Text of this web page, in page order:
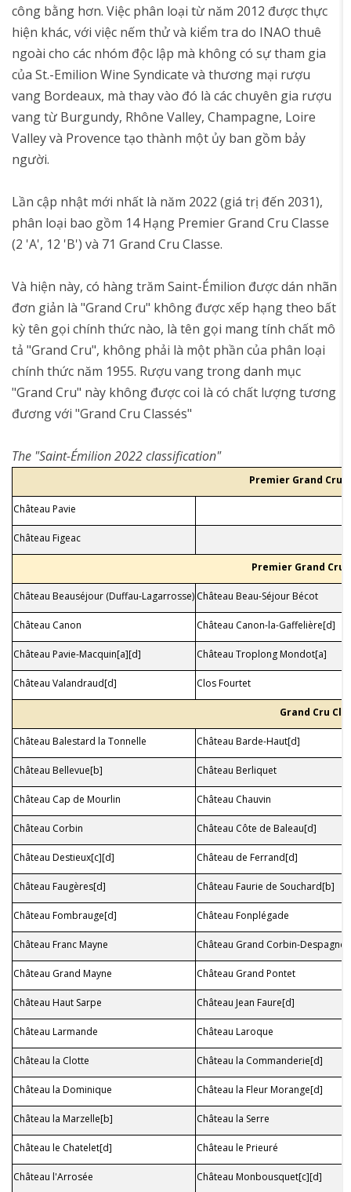
công bằng hơn. Việc phân loại từ năm 2012 được thực
hiện khác, với việc nếm thử và kiểm tra do INAO thuê
ngoài cho các nhóm độc lập mà không có sự tham gia
của St.-Emilion Wine Syndicate và thương mại rượu
vang Bordeaux, mà thay vào đó là các chuyên gia rượu
vang từ Burgundy, Rhône Valley, Champagne, Loire
Valley và Provence tạo thành một ủy ban gồm bảy
người.
Lần cập nhật mới nhất là năm 2022 (giá trị đến 2031),
phân loại bao gồm 14 Hạng Premier Grand Cru Classe
(2 'A', 12 'B') và 71 Grand Cru Classe.
Và hiện này, có hàng trăm Saint-Émilion được dán nhãn
đơn giản là "Grand Cru" không được xếp hạng theo bất
kỳ tên gọi chính thức nào, là tên gọi mang tính chất mô
tả "Grand Cru", không phải là một phần của phân loại
chính thức năm 1955. Rượu vang trong danh mục
"Grand Cru" này không được coi là có chất lượng tương
đương với "Grand Cru Classés"
The "Saint-Émilion 2022 classification"
Premier Grand Cru
Château Pavie
Château Figeac
Premier Grand Cru
Château Beauséjour (Duffau-Lagarrosse) Château Beau-Séjour Bécot
Château Canon Château Canon-la-Gaffelière[d]
Château Pavie-Macquin[a][d] Château Troplong Mondot[a]
Château Valandraud[d] Clos Fourtet
Grand Cru
Château Balestard la Tonnelle Château Barde-Haut[d]
Château Bellevue[b] Château Berliquet
Château Cap de Mourlin Château Chauvin
Château Corbin Château Côte de Baleau[d]
Château Destieux[c][d] Château de Ferrand[d]
Château Faugères[d] Château Faurie de Souchard[b]
Château Fombrauge[d] Château Fonplégade
Château Franc Mayne Château Grand Corbin-
Château Grand Mayne Château Grand Pontet
Château Haut Sarpe Château Jean Faure[d]
Château Larmande Château Laroque
Château la Clotte Château la Commanderie[d]
Château la Dominique Château la Fleur Morange[d]
Château la Marzelle[b] Château la Serre
Château le Chatelet[d] Château le Prieuré
Château l'Arrosée Château Monbousquet[c][d]